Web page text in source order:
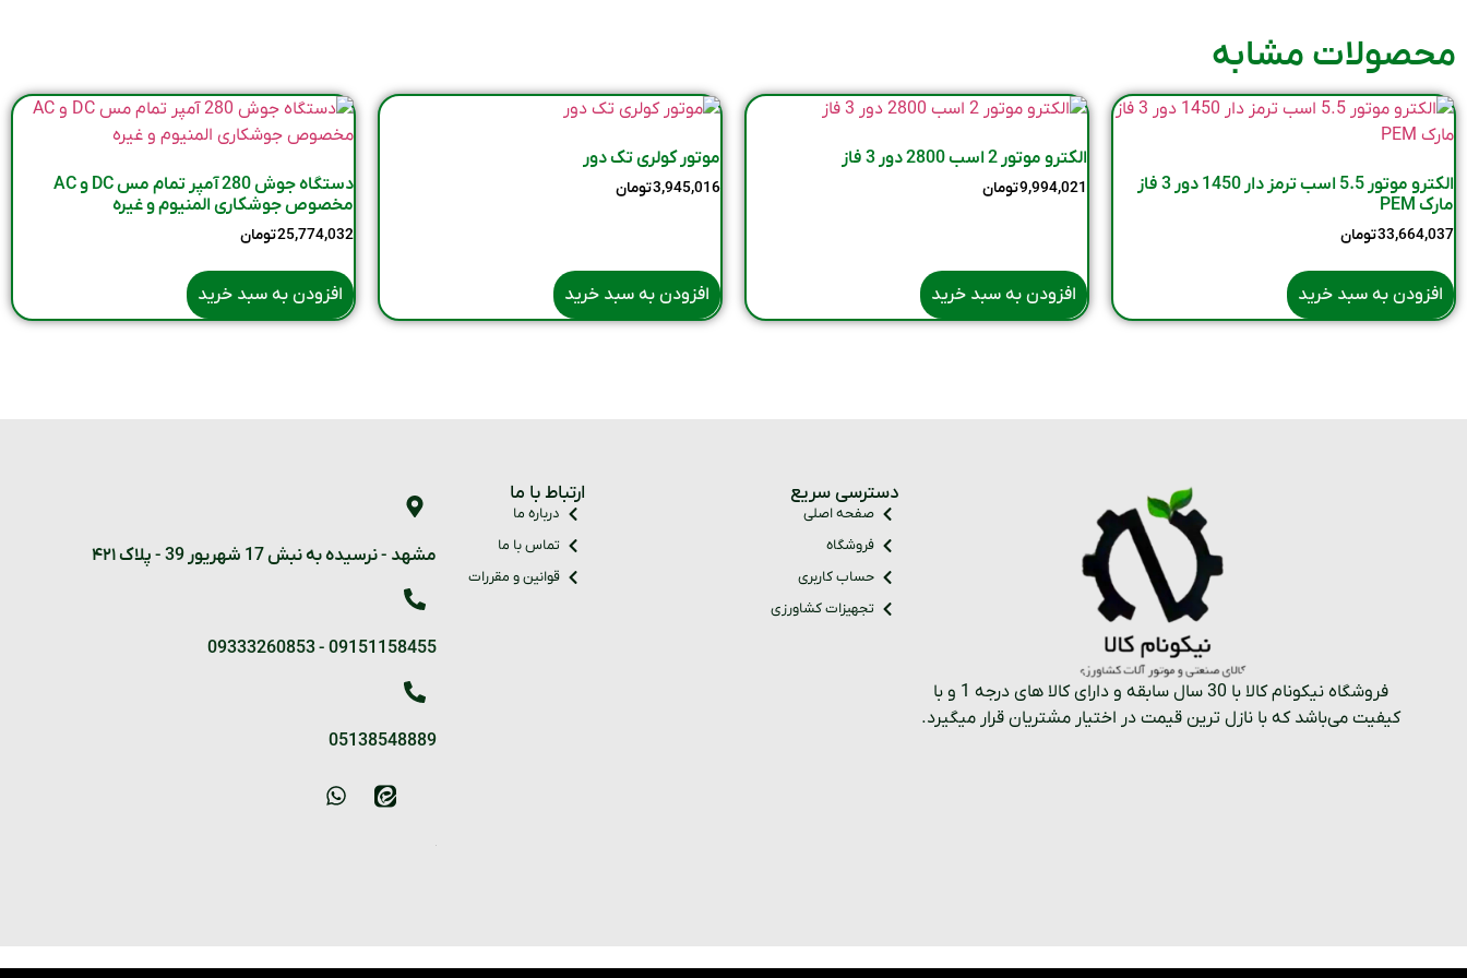
محصولات مشابه
الکترو موتور 5.5 اسب ترمز دار 1450 دور 3 فاز
مارک PEM
33,664,037تومان
افزودن به سبد خرید
الکترو موتور 2 اسب 2800 دور 3 فاز
9,994,021تومان
افزودن به سبد خرید
موتور کولری تک دور
3,945,016تومان
افزودن به سبد خرید
دستگاه جوش 280 آمپر تمام مس DC و AC
مخصوص جوشکاری المنیوم و غیره
25,774,032تومان
افزودن به سبد خرید
فروشگاه نیکونام کالا با 30 سال سابقه و دارای کالا های درجه 1 و با
کیفیت می‌باشد که با نازل ترین قیمت در اختیار مشتریان قرار میگیرد.
دسترسی سریع
صفحه اصلی
فروشگاه
حساب کاربری
تجهیزات کشاورزی
ارتباط با ما
درباره ما
تماس با ما
قوانین و مقررات
مشهد - نرسیده به نبش 17 شهریور 39 - پلاک ۴۲۱
09151158455
-
09333260853
05138548889